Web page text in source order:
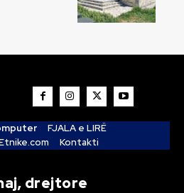
FJALA e LIRË
Kontakti
drejtore